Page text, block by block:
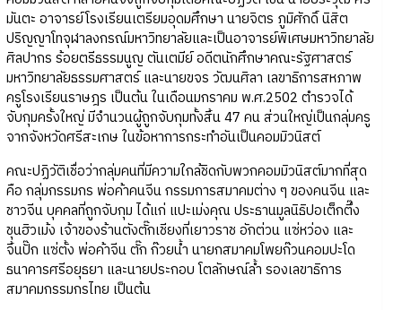
มันตะ อาจารย์โรงเรียนเตรียมอุดมศึกษา นายจิตร ภูมิศักดิ์ นิสิต
ปริญญาโทจุฬาลงกรณ์มหาวิทยาลัยและเป็นอาจารย์พิเศษมหาวิทยาลัย
ศิลปากร ร้อยตรีธรรมนูญ ตันเตมีย์ อดีตนักศึกษาคณะรัฐศาสตร์
มหาวิทยาลัยธรรมศาสตร์ และนายขจร วัฒนศิลา เลขาธิการสหภาพ
ครูโรงเรียนราษฎร เป็นต้น ในเดือนมกราคม พ.ศ.2502 ตำรวจได้
จับกุมครั้งใหญ่ มีจำนวนผู้ถูกจับกุมทั้งสิ้น 47 คน ส่วนใหญ่เป็นกลุ่มครู
จากจังหวัดศรีสะเกษ ในข้อหาการกระทำอันเป็นคอมมิวนิสต์
คณะปฏิวัติเชื่อว่ากลุ่มคนที่มีความใกล้ชิดกับพวกคอมมิวนิสต์มากที่สุด
คือ กลุ่มกรรมกร พ่อค้าคนจีน กรรมการสมาคมต่าง ๆ ของคนจีน และ
ชาวจีน บุคคลที่ถูกจับกุม ได้แก่ แปะเม่งคุณ ประธานมูลนิธิปอเต็กตึ๊ง
ชุนฮิวเม้ง เจ้าของร้านตังตั๊กเชียงที่เยาวราช อักต่วน แซ่หว่อง และ
จิ้นปั๊ก แซ่ตั้ง พ่อค้าจีน ตั๊ก ก๊วยน้ำ นายกสมาคมโพยก๊วนคอมปะโด
ธนาคารศรีอยุธยา และนายประกอบ โตลักษณ์ล้ำ รองเลขาธิการ
สมาคมกรรมกรไทย เป็นต้น